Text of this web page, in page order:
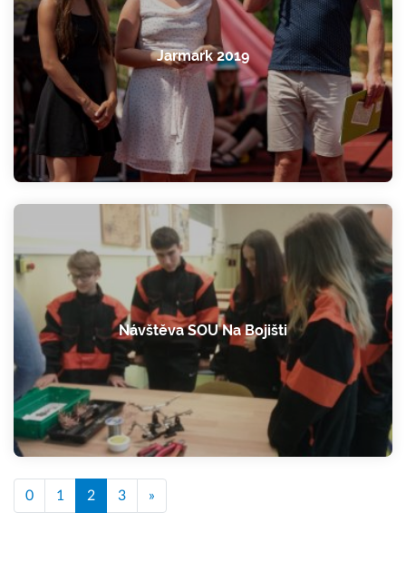
Jarmark 2019
Návštěva SOU Na Bojišti
0 1 2 3 »